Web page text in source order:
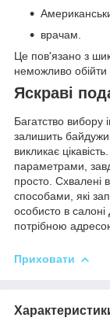
врачам.
Це пов'язано з
неможливо обійти
Яскраві
Багатство вибору
залишить
викликає
параметрами,
просто. Схвалені
способами, які
особисто в
потрібною
Приховати